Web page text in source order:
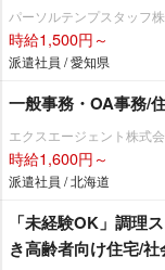
パーソルテンプスタッフ
時給1,500円～
派遣社員 / 愛知県
一般事務・OA事務/
エクスエージェント株式
時給1,600円～
派遣社員 / 北海道
「未経験OK」調理
き高齢者向け住宅/